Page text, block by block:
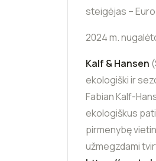
steigėjas –
2024 m.
Kalf & Hansen
ekologiški ir
Fabian Kalf-
ekologiškus
pirmenybę
užmegzdami